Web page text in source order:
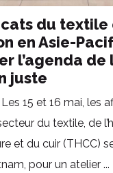
du textile
en Asie-
l’agenda de
juste
Les 15 et 16 mai, les
du textile, de
et du cuir (THCC)
pour un atelier ...